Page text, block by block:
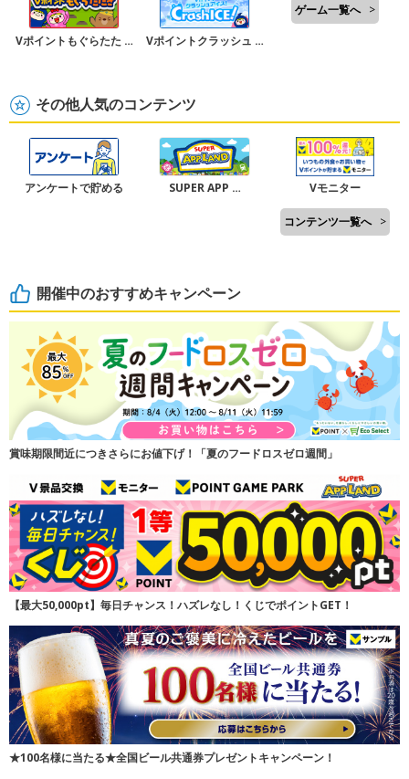
Vポイントもぐらたた … Vポイントクラッシュ …
ゲーム一覧へ >
その他人気のコンテンツ
アンケートで貯める SUPER APP … Vモニター
コンテンツ一覧へ >
開催中のおすすめキャンペーン
賞味期限間近につきさらにお値下げ！「夏のフードロスゼロ週間」
【最大50,000pt】毎日チャンス！ハズレなし！くじでポイントGET！
★100名様に当たる★全国ビール共通券プレゼントキャンペーン！